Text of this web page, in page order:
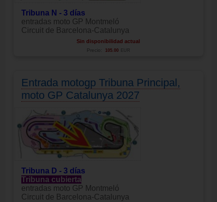
Tribuna N - 3 días
entradas moto GP Montmeló
Circuit de Barcelona-Catalunya
Sin disponibilidad actual
Precio: 105.00 EUR
Entrada motogp Tribuna Principal,
moto GP Catalunya 2027
Tribuna D - 3 días
Tribuna cubierta
entradas moto GP Montmeló
Circuit de Barcelona-Catalunya